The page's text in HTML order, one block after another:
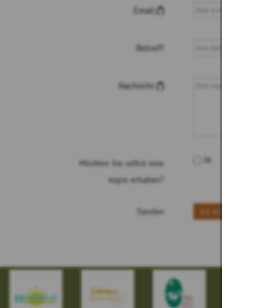
Email (*)
Betreff
Nachricht (*)
Möchten Sie selbst eine
kopie erhalten?
Ja
Senden SENDEN